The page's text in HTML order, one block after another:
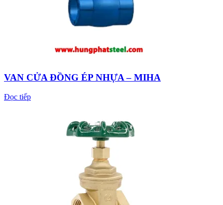
VAN CỬA ĐỒNG ÉP NHỰA – MIHA
Đọc tiếp